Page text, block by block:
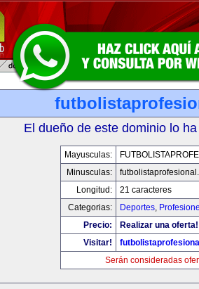
El dueño de este dominio lo
Mayusculas:
Minusculas:
Longitud:
21 caracteres
Categorias:
Deportes,
Precio:
Realizar una oferta!
Visitar!
Serán consideradas